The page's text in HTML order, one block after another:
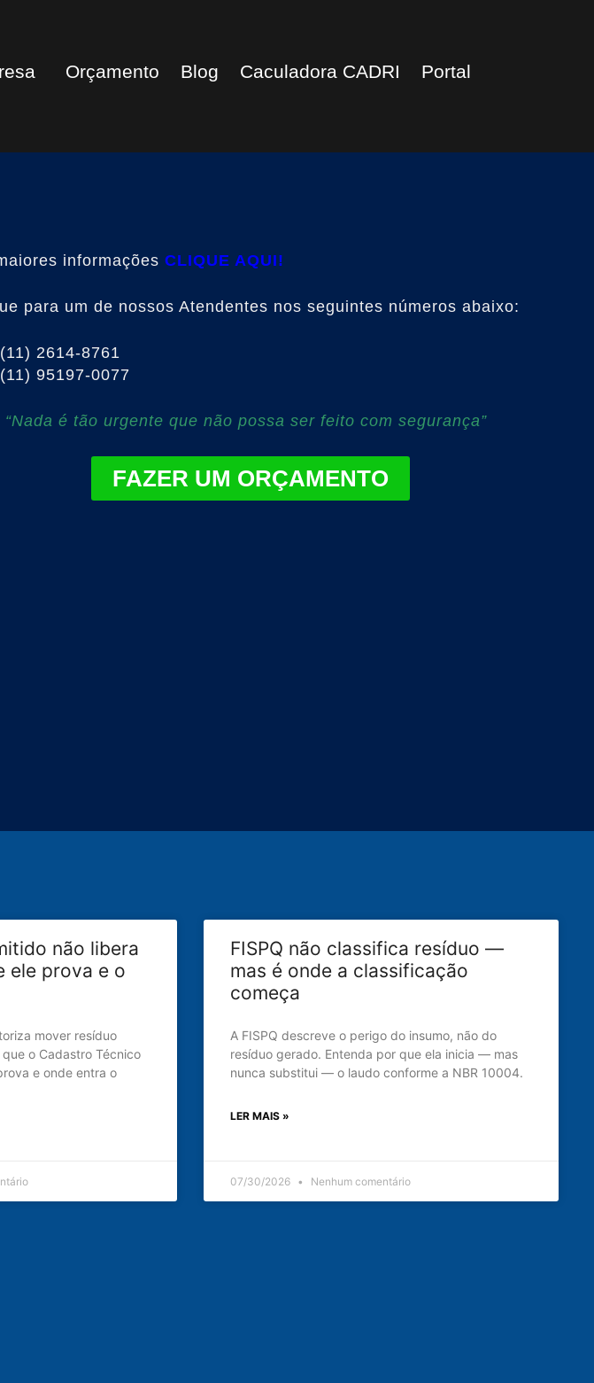
Orçamento Blog Caculadora CADRI Portal
informações CLIQUE AQUI!
para um de nossos Atendentes nos seguintes números abaixo:
(11) 2614-8761
(11) 95197-0077
“Nada é tão urgente que não possa ser feito com segurança”
FAZER UM ORÇAMENTO
não libera
ele prova e o
mover resíduo
o Cadastro Técnico
e onde entra o
FISPQ não classifica resíduo —
mas é onde a classificação
começa
A FISPQ descreve o perigo do insumo, não do
resíduo gerado. Entenda por que ela inicia — mas
nunca substitui — o laudo conforme a NBR 10004.
LER MAIS »
07/30/2026 Nenhum comentário